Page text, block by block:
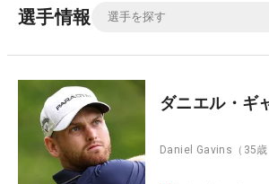
選手情報
ダニエル・ギ
Daniel Gavins （35歳